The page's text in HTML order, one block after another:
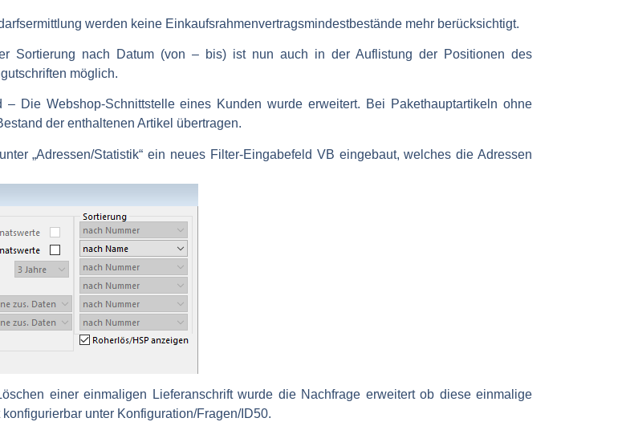
werden keine Einkaufsrahmenvertragsmindestbestände mehr berücksichtigt.
Sortierung nach Datum (von – bis) ist nun auch in der Auflistung der Positionen des
möglich.
– Die Webshop-Schnittstelle eines Kunden wurde erweitert. Bei Pakethauptartikeln ohne
der enthaltenen Artikel übertragen.
„Adressen/Statistik“ ein neues Filter-Eingabefeld VB eingebaut, welches die Adressen
einer einmaligen Lieferanschrift wurde die Nachfrage erweitert ob diese einmalige
unter Konfiguration/Fragen/ID50.